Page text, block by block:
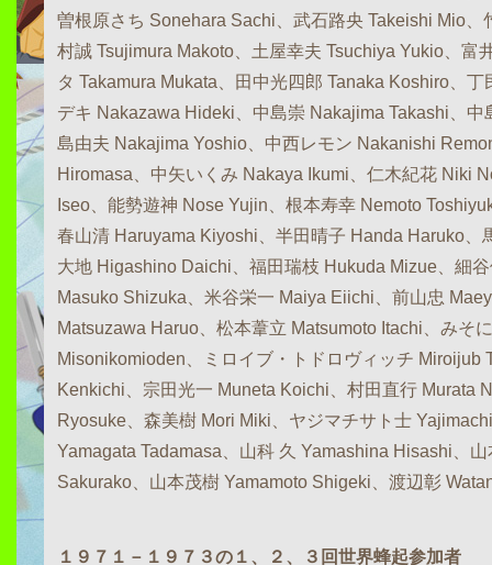
曽根原さち Sonehara Sachi、武石路央 Takeishi Mio、
村誠 Tsujimura Makoto、土屋幸夫 Tsuchiya Yukio、富
タ Takamura Mukata、田中光四郎 Tanaka Koshiro、
デキ Nakazawa Hideki、中島崇 Nakajima Takashi、
島由夫 Nakajima Yoshio、中西レモン Nakanishi
Hiromasa、中矢いくみ Nakaya Ikumi、仁木紀花 Niki
Iseo、能勢遊神 Nose Yujin、根本寿幸 Nemoto
春山清 Haruyama Kiyoshi、半田晴子 Handa Haruko、
大地 Higashino Daichi、福田瑞枝 Hukuda Mizue、細
Masuko Shizuka、米谷栄一 Maiya Eiichi、前山忠
Matsuzawa Haruo、松本葦立 Matsumoto Itachi、みそ
Misonikomioden、ミロイブ・トドロヴィッチ Miroijub
Kenkichi、宗田光一 Muneta Koichi、村田直行 Murata
Ryosuke、森美樹 Mori Miki、ヤジマチサト士
Yamagata Tadamasa、山科 久 Yamashina Hisashi、
Sakurako、山本茂樹 Yamamoto Shigeki、渡辺彰
１９７１－１９７３の１、２、３回世界蜂起参加者